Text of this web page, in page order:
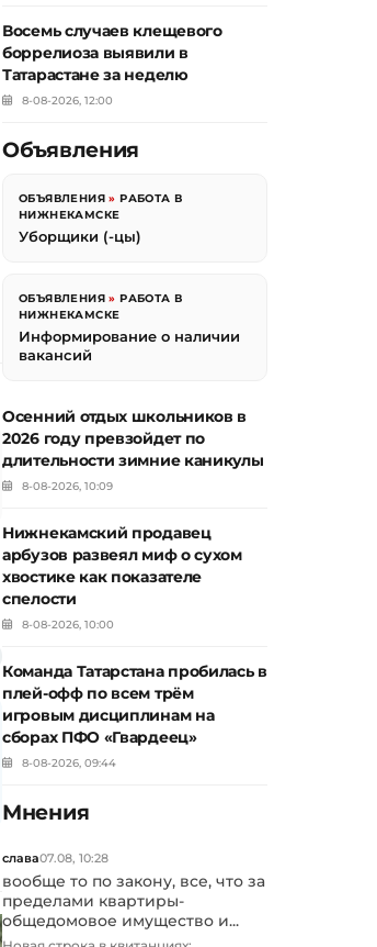
Восемь случаев клещевого
боррелиоза выявили в
Татарастане за неделю
8-08-2026, 12:00
Объявления
ОБЪЯВЛЕНИЯ »РАБОТА В
НИЖНЕКАМСКЕ
Уборщики (-цы)
ОБЪЯВЛЕНИЯ »РАБОТА В
НИЖНЕКАМСКЕ
Информирование о наличии
вакансий
Осенний отдых школьников в
2026 году превзойдет по
длительности зимние каникулы
8-08-2026, 10:09
Нижнекамский продавец
арбузов развеял миф о сухом
хвостике как показателе
спелости
8-08-2026, 10:00
Команда Татарстана пробилась в
плей-офф по всем трём
игровым дисциплинам на
сборах ПФО «Гвардеец»
8-08-2026, 09:44
Мнения
слава07.08, 10:28
вообще то по закону, все, что за
пределами квартиры-
общедомовое имущество и...